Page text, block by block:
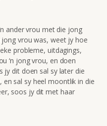
ander vrou met die jong
vrou was, weet jy hoe
probleme, uitdagings,
‘n jong vrou, en doen
jy dit doen sal sy later die
sal sy heel moontlik in die
soos jy dit met haar